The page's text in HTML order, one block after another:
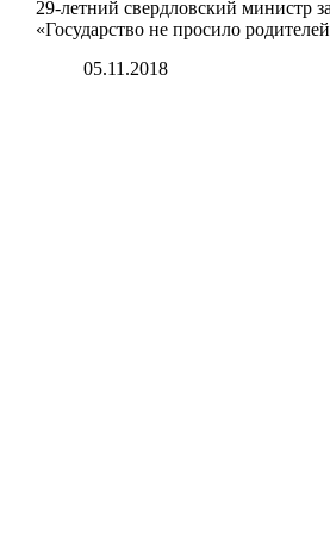
29-летний свердловский министр
«Государство не просило
05.11.2018